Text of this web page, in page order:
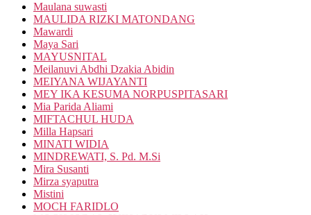
Maulana suwasti
MAULIDA RIZKI MATONDANG
Mawardi
Maya Sari
MAYUSNITAL
Meilanuvi Abdhi Dzakia Abidin
MEIYANA WIJAYANTI
MEY IKA KESUMA NORPUSPITASARI
Mia Parida Aliami
MIFTACHUL HUDA
Milla Hapsari
MINATI WIDIA
MINDREWATI, S. Pd. M.Si
Mira Susanti
Mirza syaputra
Mistini
MOCH FARIDLO